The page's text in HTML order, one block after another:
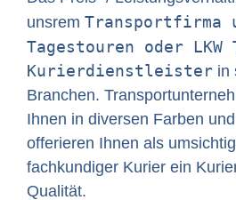
unsrem Transportfirma
Tagestouren oder LKW
Kurierdienstleister in
Branchen.
Ihnen in diversen Farben
offerieren Ihnen als
fachkundiger Kurier ein
Qualität.